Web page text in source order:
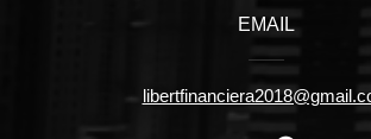
EMAIL